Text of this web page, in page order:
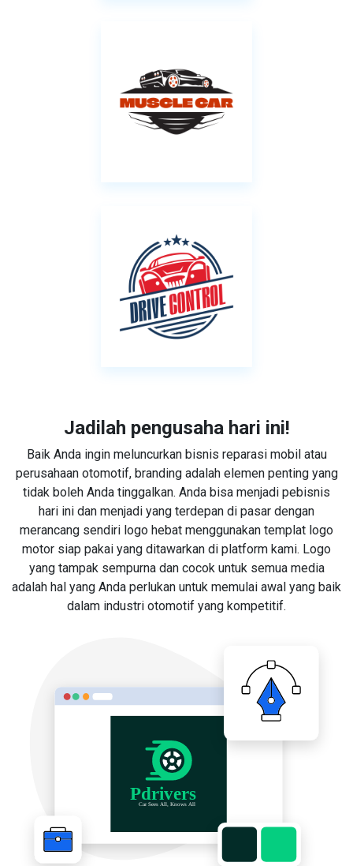
Jadilah pengusaha hari ini!
Baik Anda ingin meluncurkan bisnis reparasi mobil atau
perusahaan otomotif, branding adalah elemen penting yang
tidak boleh Anda tinggalkan. Anda bisa menjadi pebisnis
hari ini dan menjadi yang terdepan di pasar dengan
merancang sendiri logo hebat menggunakan templat logo
motor siap pakai yang ditawarkan di platform kami. Logo
yang tampak sempurna dan cocok untuk semua media
adalah hal yang Anda perlukan untuk memulai awal yang baik
dalam industri otomotif yang kompetitif.